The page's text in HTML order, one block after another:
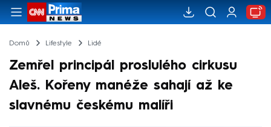
Domů Lifestyle Lidé
Zemřel principál proslulého cirkusu
Aleš. Kořeny manéže sahají až ke
slavnému českému malíři